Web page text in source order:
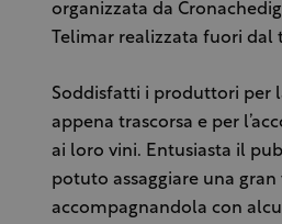
organizzata da
Telimar realizzata fuori
Soddisfatti i produttori per
appena trascorsa e per
ai loro vini. Entusiasta il
potuto assaggiare una gran
accompagnandola con